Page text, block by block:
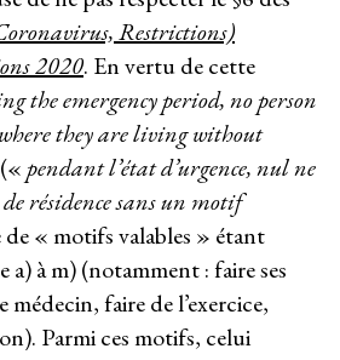
Restrictions)
2020. En vertu de cette
the emergency period, no person
they are living without
pendant l’état d’urgence, nul ne
résidence sans un motif
« motifs valables » étant
a) à m) (notamment : faire ses
médecin, faire de l’exercice,
Parmi ces motifs, celui